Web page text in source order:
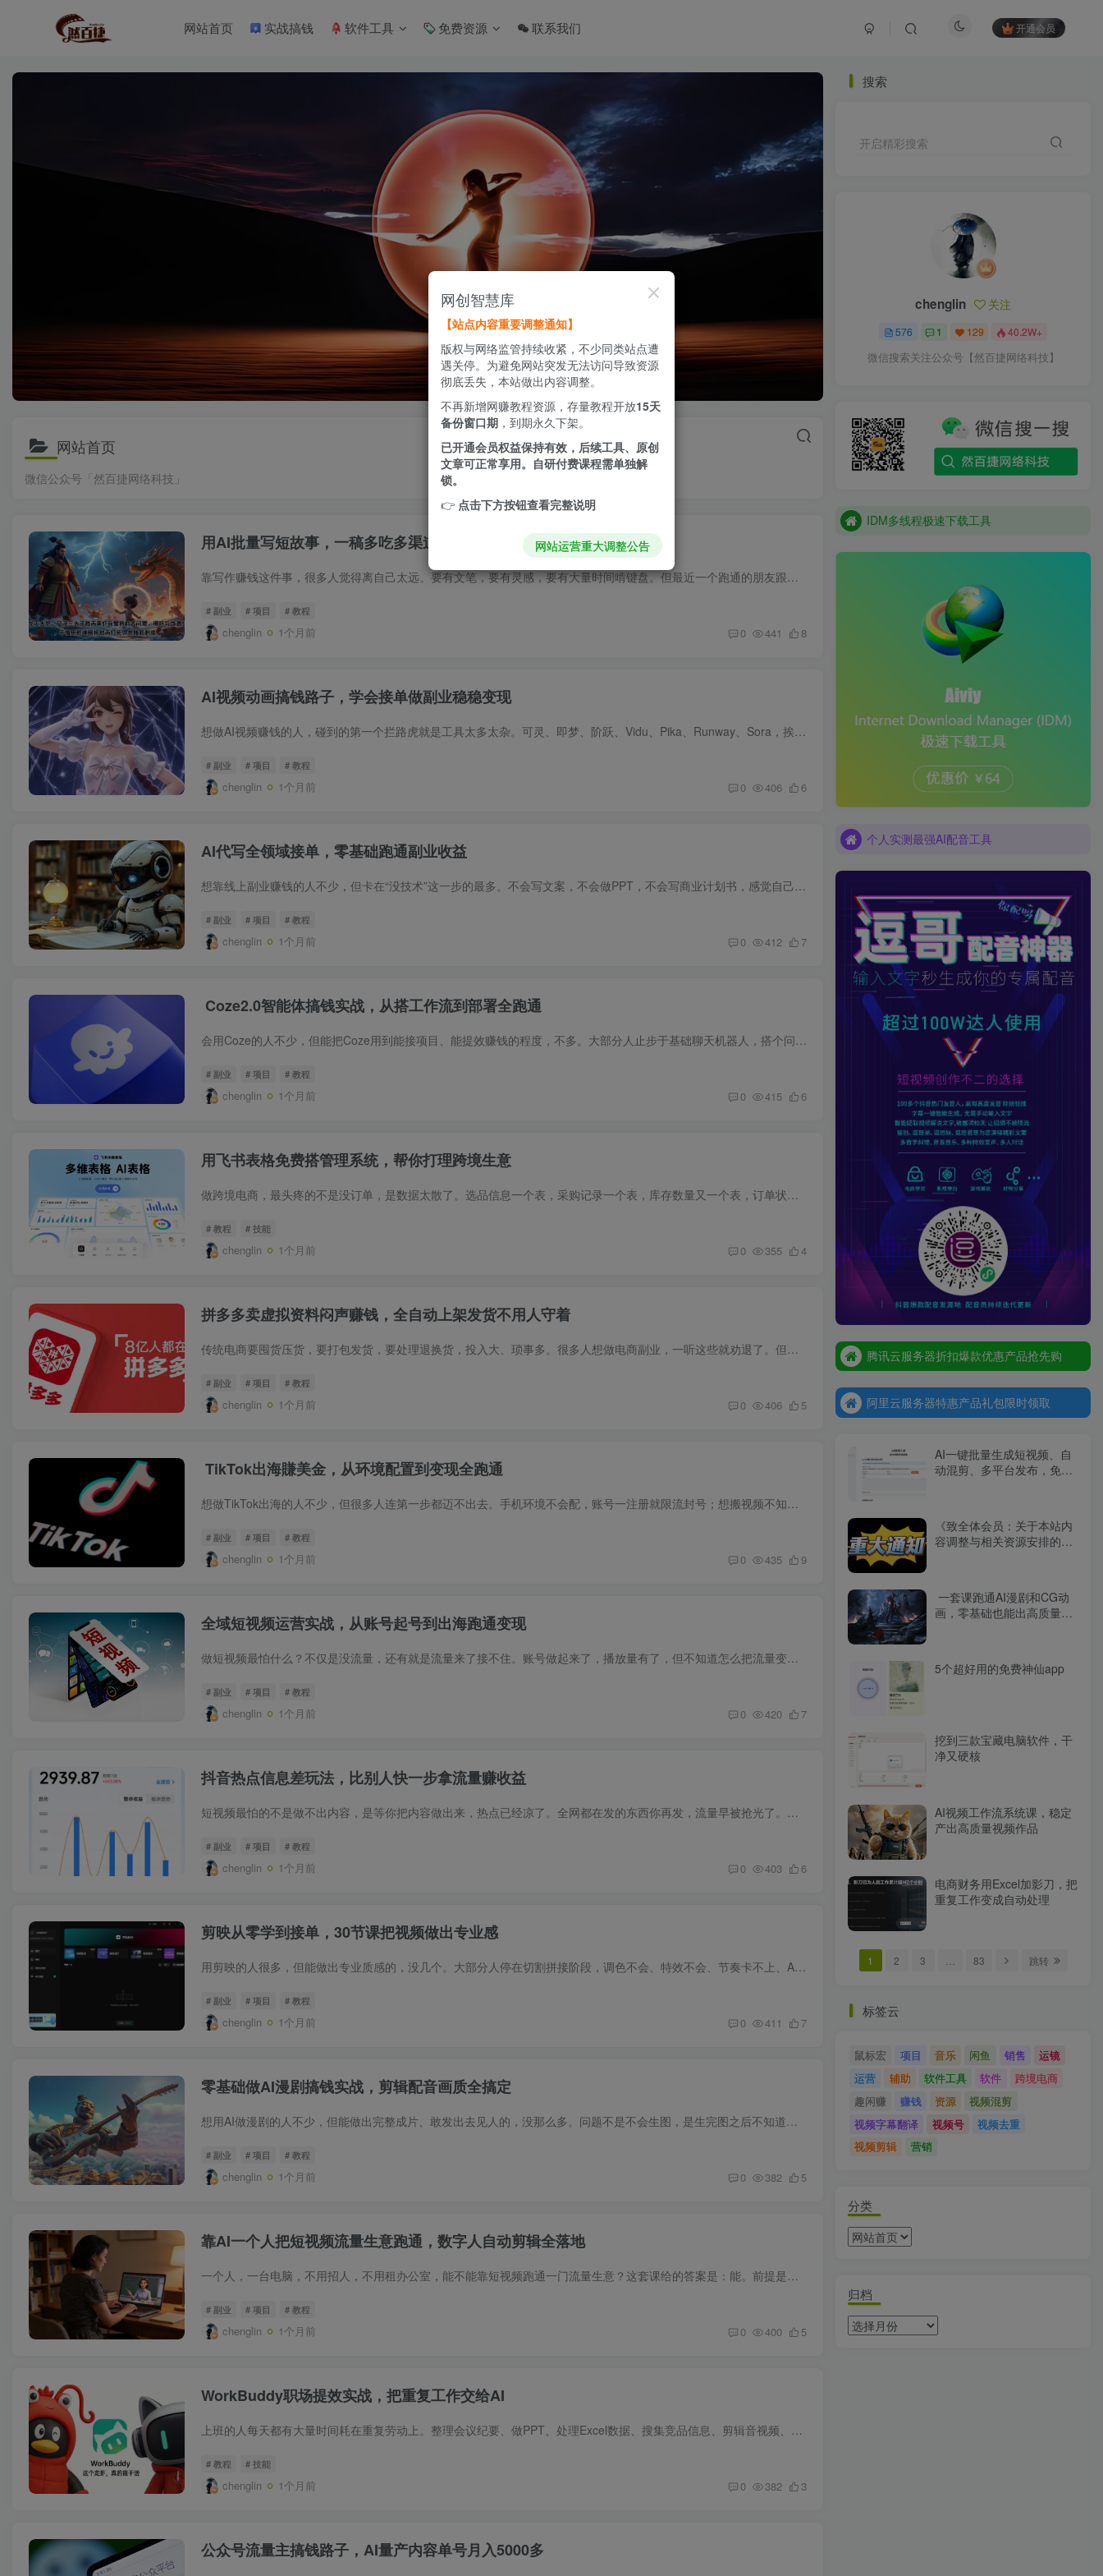
网站首页 实战搞钱 软件工具 免费资源 联系我们 开通会员
网站首页
微信公众号「然百捷网络科技」
用AI批量写短故事，一稿多吃多渠道搞钱路子
靠写作赚钱这件事，很多人觉得离自己太远。要有文笔，要有灵感，要有大量时间啃键盘。但最近一个跑通的朋友跟我说了个数据：用AI辅助写短篇故事，单月收益能干到一到三万，而且一份稿子能收几份...
# 副业 # 项目 # 教程
chenglin 1个月前 0 441 8
AI视频动画搞钱路子，学会接单做副业稳稳变现
想做AI视频赚钱的人，碰到的第一个拦路虎就是工具太多太杂。可灵、即梦、阶跃、Vidu、Pika、Runway、Sora，挨个学一遍太费时间，不学又不知道哪个适合自己的方向。好不容易搞定了工具，提示词又...
# 副业 # 项目 # 教程
chenglin 1个月前 0 406 6
AI代写全领域接单，零基础跑通副业收益
想靠线上副业赚钱的人不少，但卡在“没技术”这一步的最多。不会写文案，不会做PPT，不会写商业计划书，感觉自己什么都不会，拿什么接单？ 其实有一类需求一直在，而且量不小——代写。简历、PP...
# 副业 # 项目 # 教程
chenglin 1个月前 0 412 7
Coze2.0智能体搞钱实战，从搭工作流到部署全跑通
会用Coze的人不少，但能把Coze用到能接项目、能提效赚钱的程度，不多。大部分人止步于基础聊天机器人，搭个问答智能体就完事了。复杂工作流不会搭，Skill不会开发，OpenClaw部署更是一头雾水。...
# 副业 # 项目 # 教程
chenglin 1个月前 0 415 6
用飞书表格免费搭管理系统，帮你打理跨境生意
做跨境电商，最头疼的不是没订单，是数据太散了。选品信息一个表，采购记录一个表，库存数量又一个表，订单状态、物流追踪、利润核算全部分开。到了算利润的时候，十几个文件来回翻，翻到头大还...
# 教程 # 技能
chenglin 1个月前 0 355 4
拼多多卖虚拟资料闷声赚钱，全自动上架发货不用人守着
传统电商要囤货压货，要打包发货，要处理退换货，投入大、琐事多。很多人想做电商副业，一听这些就劝退了。但其实有一类玩法不需要这些——虚拟电商。卖的是电子资料、教程、模板这类数字化产品...
# 副业 # 项目 # 教程
chenglin 1个月前 0 406 5
TikTok出海賺美金，从环境配置到变现全跑通
想做TikTok出海的人不少，但很多人连第一步都迈不出去。手机环境不会配，账号一注册就限流封号；想搬视频不知道怎么合规处理，剪出来要么没流量要么被下架；变现路径只知道接广告，创作者基金、...
# 副业 # 项目 # 教程
chenglin 1个月前 0 435 9
全域短视频运营实战，从账号起号到出海跑通变现
做短视频最怕什么？不仅是没流量，还有就是流量来了接不住。账号做起来了，播放量有了，但不知道怎么把流量变成钱。想直播带货又不懂选品，想做电商又不会“短直结合”，想提高效率又不知道AI能...
# 副业 # 项目 # 教程
chenglin 1个月前 0 420 7
抖音热点信息差玩法，比别人快一步拿流量赚收益
短视频最怕的不是做不出内容，是等你把内容做出来，热点已经凉了。全网都在发的东西你再发，流量早被抢光了。但有一类账号，总能在热点刚冒头的时候就出手，别人还在找素材，他们已经把视频发出...
# 副业 # 项目 # 教程
chenglin 1个月前 0 403 6
剪映从零学到接单，30节课把视频做出专业感
用剪映的人很多，但能做出专业质感的，没几个。大部分人停在切割拼接阶段，调色不会、特效不会、节奏卡不上、AI工具也不知道怎么联动。做出来的视频自己看着还行，一拿给客户就被挑毛病。想靠剪...
# 副业 # 项目 # 教程
chenglin 1个月前 0 411 7
零基础做AI漫剧搞钱实战，剪辑配音画质全搞定
想用AI做漫剧的人不少，但能做出完整成片、敢发出去见人的，没那么多。问题不是不会生图，是生完图之后不知道怎么往下走。画面有了，不知道怎么剪到一起才顺畅。视频导出来模糊得像打了马赛克。...
# 副业 # 项目 # 教程
chenglin 1个月前 0 382 5
靠AI一个人把短视频流量生意跑通，数字人自动剪辑全落地
一个人，一台电脑，不用招人，不用租办公室，能不能靠短视频跑通一门流量生意？这套课给的答案是：能。前提是找到对的方法，把AI工具用到刀刃上。 很多想做短视频的人卡在两个地方：要么没团队...
# 副业 # 项目 # 教程
chenglin 1个月前 0 400 5
WorkBuddy职场提效实战，把重复工作交给AI
上班的人每天都有大量时间耗在重复劳动上。整理会议纪要、做PPT、处理Excel数据、搜集竞品信息、剪辑音视频、回复邮件，这些事一件件堆起来，一天就过去了。核心工作没推进多少，加班倒是没少加...
# 教程 # 技能
chenglin 1个月前 0 382 3
公众号流量主搞钱路子，AI量产内容单号月入5000多
搜索
开启精彩搜索
chenglin 关注
576 1 129 40.2W+
微信搜索关注公众号【然百捷网络科技】
IDM多线程极速下载工具
IDM多线程极速下载工具
个人实测最强AI配音工具
个人实测最强AI配音工具
个人实测最强AI配音工具
腾讯云服务器折扣爆款优惠产品抢先购
腾讯云服务器折扣爆款优惠产品抢先购
腾讯云服务器折扣爆款优惠产品抢先购
阿里云服务器特惠产品礼包限时领取
阿里云服务器特惠产品礼包限时领取
阿里云服务器特惠产品礼包限时领取
AI一键批量生成短视频、自
动混剪、多平台发布，免费
《致全体会员：关于本站内
容调整与相关资源安排的说
一套课跑通AI漫剧和CG动
画，零基础也能出高质量作
5个超好用的免费神仙app
挖到三款宝藏电脑软件，干
净又硬核
AI视频工作流系统课，稳定
产出高质量视频作品
电商财务用Excel加影刀，把
重复工作变成自动处理
1 2 3 83 跳转
标签云
鼠标宏 项目 音乐 闲鱼 销售
运镜
运营
辅助 软件工具 软件
跨境电商
趣闲赚
赚钱 资源
视频混剪
视频字幕翻译
视频号
视频去重
视频剪辑
营销
分类
归档
网创智慧库
【站点内容重要调整通知】
版权与网络监管持续收紧，不少同类站点遭
遇关停。为避免网站突发无法访问导致资源
彻底丢失，本站做出内容调整。
不再新增网赚教程资源，存量教程开放15天
备份窗口期 ，到期永久下架。
已开通会员权益保持有效，后续工具、原创
文章可正常享用。自研付费课程需单独解
锁。
👉 点击下方按钮查看完整说明
网站运营重大调整公告